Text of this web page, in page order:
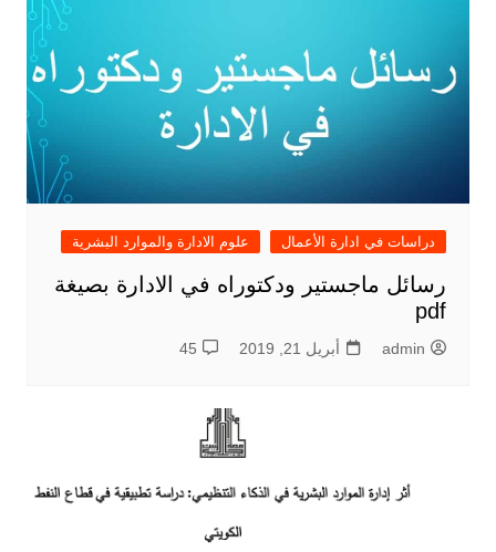
دراسات في ادارة الأعمال علوم الادارة والموارد البشرية
رسائل ماجستير ودكتوراه في الادارة بصيغة
pdf
admin أبريل 21, 2019 45